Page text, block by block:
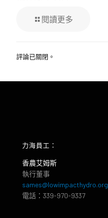
閱讀更多
評論已關閉。
力海員工：
香農艾姆斯
執行董事
sames@lowimpacthydro.org
電話：339-970-9337